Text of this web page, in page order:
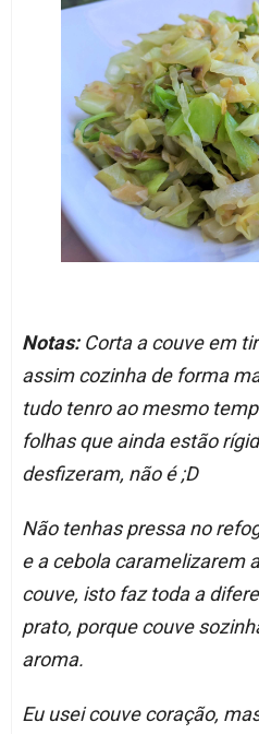
Notas:Corta a couve em
assim cozinha de forma
tudo tenro ao mesmo
folhas que ainda estão
desfizeram, não é ;D
Não tenhas pressa no
e a cebola caramelizarem
couve, isto faz toda a
prato, porque couve
aroma.
Eu usei couve coração,